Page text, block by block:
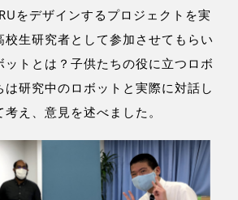
をデザインするプロジェクトを実
生研究者として参加させてもらい
ットとは？子供たちの役に立つロボ
は研究中のロボットと実際に対話し
え、意見を述べました。